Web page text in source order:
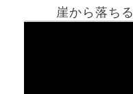
崖から落ち